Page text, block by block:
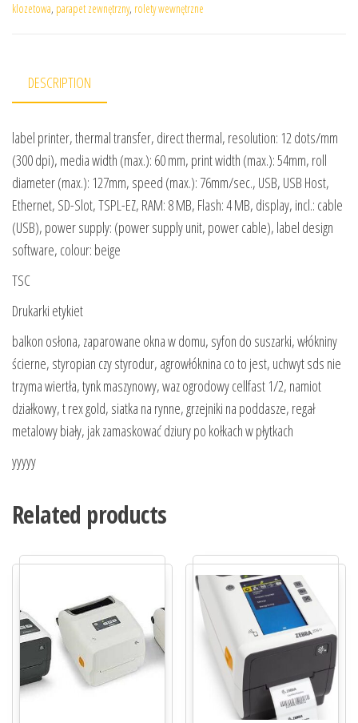
klozetowa, parapet zewnętrzny, rolety wewnętrzne
DESCRIPTION
label printer, thermal transfer, direct thermal, resolution: 12 dots/mm
(300 dpi), media width (max.): 60 mm, print width (max.): 54mm, roll
diameter (max.): 127mm, speed (max.): 76mm/sec., USB, USB Host,
Ethernet, SD-Slot, TSPL-EZ, RAM: 8 MB, Flash: 4 MB, display, incl.: cable
(USB), power supply: (power supply unit, power cable), label design
software, colour: beige
TSC
Drukarki etykiet
balkon osłona, zaparowane okna w domu, syfon do suszarki, włókniny
ścierne, styropian czy styrodur, agrowłóknina co to jest, uchwyt sds nie
trzyma wiertła, tynk maszynowy, waz ogrodowy cellfast 1/2, namiot
działkowy, t rex gold, siatka na rynne, grzejniki na poddasze, regał
metalowy biały, jak zamaskować dziury po kołkach w płytkach
yyyyy
Related products